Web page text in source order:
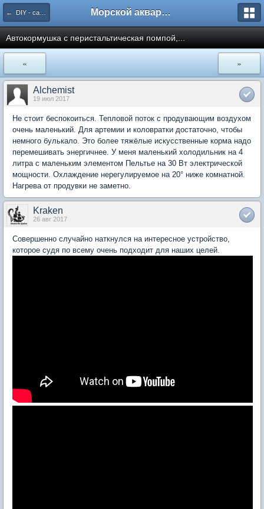
← DIY - самоделки. Схемотехника. Морской аквариум. Форумы ReefCentral.ru
Автокормушка с перистальтическая помпой,...
« »
Alchemist
19 июл 2017
Не стоит беспокоиться. Тепловой поток с продувающим воздухом
очень маленький. Для артемии и коловратки достаточно, чтобы
немного булькало. Это более тяжёлые искусственные корма надо
перемешивать энергичнее. У меня маленький холодильник на 4
литра с маленьким элементом Пельтье на 30 Вт электрической
мощности. Охлаждение нерегулируемое на 20° ниже комнатной.
Нагрева от продувки не заметно.
Kraken
26 авг 2017
Совершенно случайно наткнулся на интересное устройство,
которое судя по всему очень подходит для наших целей.